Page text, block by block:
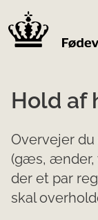
Hold af
Overvejer
(gæs, ænder,
der et par
skal